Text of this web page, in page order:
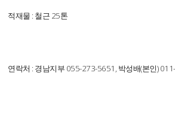
적재물 : 철근 25톤
연락처 : 경남지부 055-273-5651, 박성배(본인)